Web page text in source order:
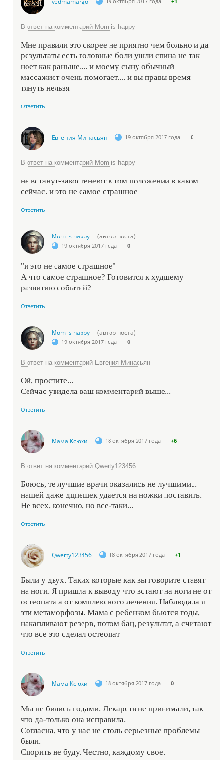
В ответ на комментарий Mom is happy
Мне правили это скорее не приятно чем больно и да
результаты есть головные боли ушли спина не так
ноет как раньше.... и моему сыну обычный
массажист очень помогает.... и вы правы время
тянуть нельзя
Ответить
Евгения Минасьян 19 октября 2017 года 0
В ответ на комментарий Mom is happy
не встанут-закостенеют в том положении в каком
сейчас. и это не самое страшное
Ответить
Mom is happy (автор поста)
19 октября 2017 года 0
"и это не самое страшное"
А что самое страшное? Готовится к худшему
развитию событий?
Ответить
Mom is happy (автор поста)
19 октября 2017 года 0
В ответ на комментарий Евгения Минасьян
Ой, простите...
Сейчас увидела ваш комментарий выше...
Ответить
Мама Ксюхи 18 октября 2017 года +6
В ответ на комментарий Qwerty123456
Боюсь, те лучшие врачи оказались не лучшими...
нашей даже дцпешек удается на ножки поставить.
Не всех, конечно, но все-таки...
Ответить
Qwerty123456 18 октября 2017 года +1
Были у двух. Таких которые как вы говорите ставят
на ноги. Я пришла к выводу что встают на ноги не от
остеопата а от комплексного лечения. Наблюдала я
эти метаморфозы. Мама с ребенком бьются годы,
накапливают резерв, потом бац, результат, а считают
что все это сделал остеопат
Ответить
Мама Ксюхи 18 октября 2017 года 0
Мы не бились годами. Лекарств не принимали, так
что да-только она исправила.
Согласна, что у нас не столь серьезные проблемы
были.
Спорить не буду. Честно, каждому свое.